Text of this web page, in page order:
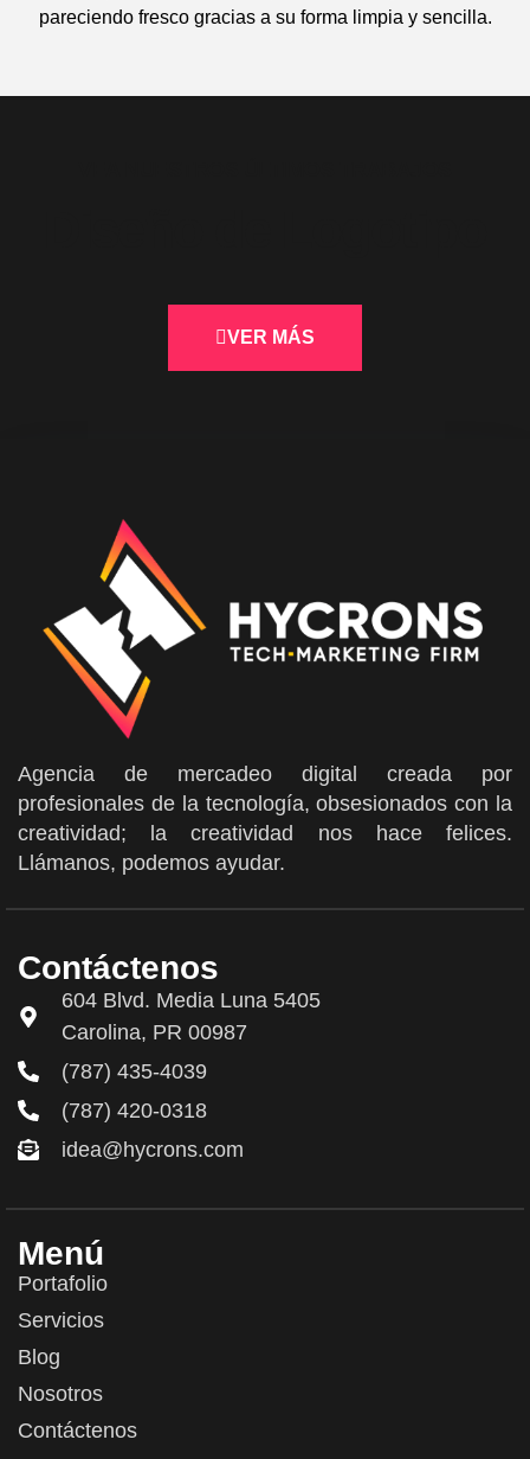
pareciendo fresco gracias a su forma limpia y sencilla.
VER MÁS
Agencia de mercadeo digital creada por
profesionales de la tecnología, obsesionados con la
creatividad; la creatividad nos hace felices.
Llámanos, podemos ayudar.
Contáctenos
604 Blvd. Media Luna 5405
Carolina, PR 00987
(787) 435-4039
(787) 420-0318
idea@hycrons.com
Menú
Portafolio
Servicios
Blog
Nosotros
Contáctenos